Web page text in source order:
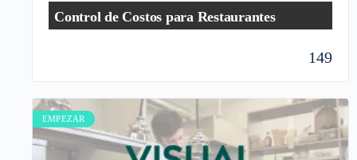
Control de Costos para Restaurantes
Reducir pérdidas.
Costear recetas.
Hacer inventarios.
Aumentar las ganancias.
149
EMPEZAR